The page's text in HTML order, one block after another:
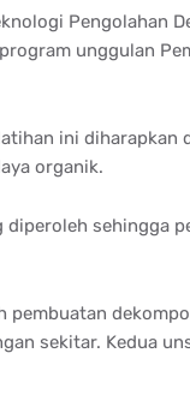
Pengolahan
program unggulan
ini diharapkan
organik.
diperoleh sehingga
pembuatan
sekitar. Kedua